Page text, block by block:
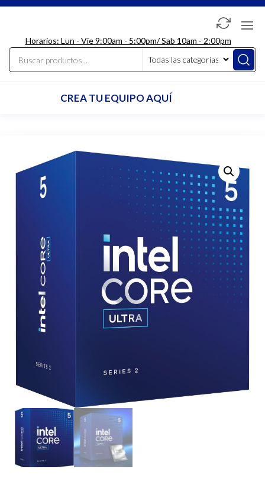
Saltar
contenido
LdcComputer
Horarios: Lun - Vie 9:00am - 5:00pm/ Sab 10am - 2:00pm
CREA TU EQUIPO AQUÍ